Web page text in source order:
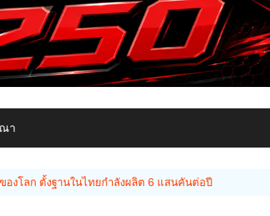
า
องโลก ตั้งฐานในไทยกำลังผลิต 6 แสนคันต่อปี